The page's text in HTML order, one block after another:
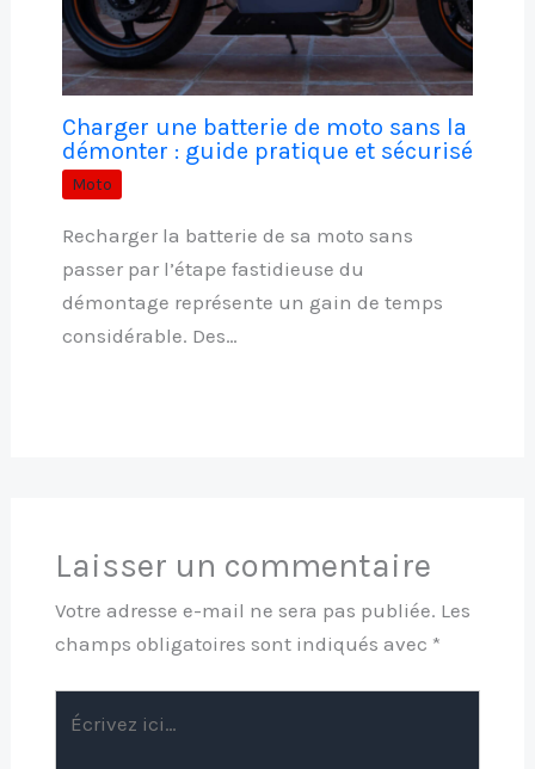
Charger une batterie de moto sans la
démonter : guide pratique et sécurisé
Moto
Recharger la batterie de sa moto sans
passer par l’étape fastidieuse du
démontage représente un gain de temps
considérable. Des…
Laisser un commentaire
Votre adresse e-mail ne sera pas publiée. Les
champs obligatoires sont indiqués avec *